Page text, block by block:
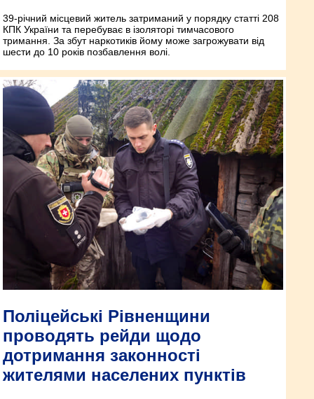
39-річний місцевий житель затриманий у порядку статті 208
КПК України та перебуває в ізоляторі тимчасового
тримання. За збут наркотиків йому може загрожувати від
шести до 10 років позбавлення волі.
Поліцейські Рівненщини
проводять рейди щодо
дотримання законності
жителями населених пунктів